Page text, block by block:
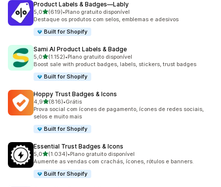
Product Labels & Badges—Lably
5,0de 5 estrelas
(619)
619 avaliações ao todo
•Plano gratuito disponível
Destaque os produtos com selos, emblemas e adesivos
Built for Shopify
Sami AI Product Labels & Badge
5,0de 5 estrelas
(1.152)
1152 avaliações ao todo
•Plano gratuito disponível
Boost sale with product badges, labels, stickers, trust badges
Built for Shopify
Hoppy Trust Badges & Icons
4,9de 5 estrelas
(816)
816 avaliações ao todo
•Grátis
Prova social com ícones de pagamento, ícones de redes sociais,
selos e muito mais
Built for Shopify
Essential Trust Badges & Icons
5,0de 5 estrelas
(1.034)
1034 avaliações ao todo
•Plano gratuito disponível
Aumente as vendas com crachás, ícones, rótulos e banners.
Built for Shopify